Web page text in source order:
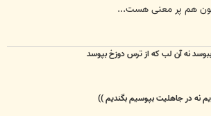
هم پر معنی هست...
نه آن لب که از ترس دوزخ بپوسد
نه در جاهلیت بپوسیم بگندیم ))